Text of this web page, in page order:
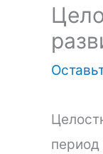
период